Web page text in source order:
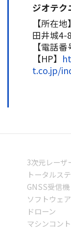
ジオテク
【所在
田井城4-
【電話
【HP】
t.co.jp/
3次元レーザ
トータルス
GNSS受信機
ソフトウェア
ドローン
マシンコン